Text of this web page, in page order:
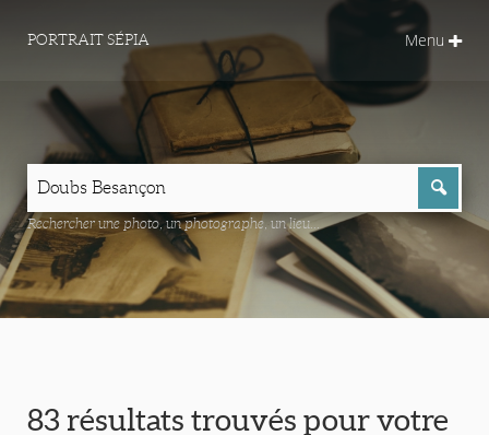
PORTRAIT SÉPIA Menu
Rechercher une photo, un photographe, un lieu...
83 résultats trouvés pour votre